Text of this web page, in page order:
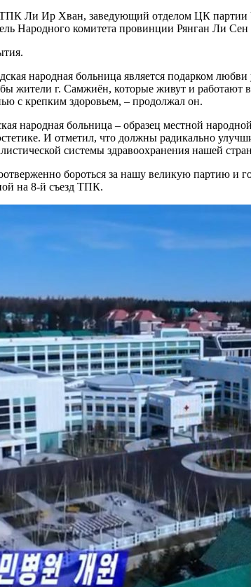
Ли Ир Хван, заведующий отделом ЦК партии
Народного комитета провинции Рянган Ли
народная больница является подарком
жители г. Самжиён, которые живут и
с крепким здоровьем, – продолжал он.
народная больница – образец местной
И отметил, что должны радикально
системы здравоохранения нашей
бороться за нашу великую партию и
на 8-й съезд ТПК.